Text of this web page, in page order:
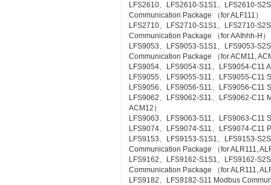
LFS2610、LFS2610-S1S1、LFS2610-
Communication Package （for ALF111）
LFS2710、LFS2710-S1S1、LFS2710-
Communication Package （for AAIhhh-H）
LFS9053、LFS9053-S1S1、LFS9053-
Communication Package （for ACM11,
LFS9054、LFS9054-S11、LFS9054-C11
LFS9055、LFS9055-S11、LFS9055-C11
LFS9056、LFS9056-S11、LFS9056-C11
LFS9062、LFS9062-S11、LFS9062-C11
ACM12）
LFS9063、LFS9063-S11、LFS9063-C11
LFS9074、LFS9074-S11、LFS9074-C11
LFS9153、LFS9153-S1S1、LFS9153-
Communication Package （for ALR111,
LFS9162、LFS9162-S1S1、LFS9162-
Communication Package （for ALR111,
LFS9182、LFS9182-S11 Modbus